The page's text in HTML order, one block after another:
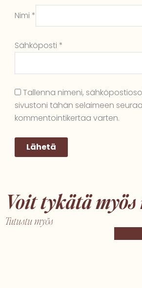
Nimi *
Sähköposti *
Tallenna nimeni,
sivustoni tähän selaimeen
kommentointikertaa varten.
Voit tykätä
Tutustu myös